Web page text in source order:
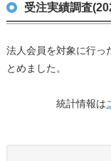
受注実績調査
法人会員を対象に行っ
とめました。
統計情報は